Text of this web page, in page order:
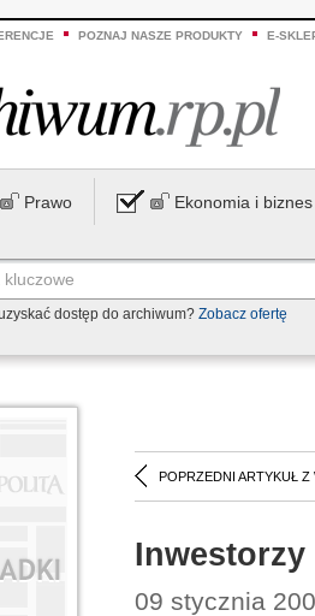
POZNAJ NASZE PRODUKTY E-
Prawo Ekonomia i biznes
dostęp do archiwum? Zobacz ofertę
POPRZEDNI ARTYKUŁ Z
09 stycznia